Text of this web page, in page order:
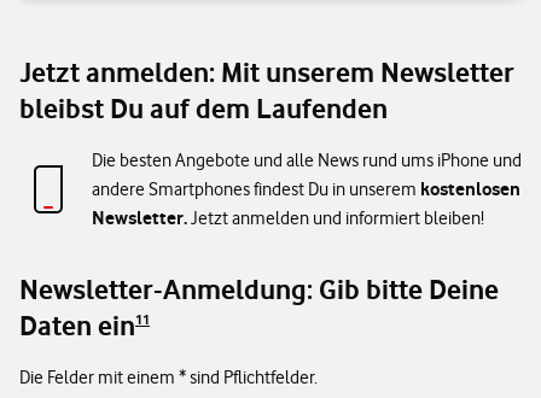
Jetzt anmelden: Mit unserem Newsletter
bleibst Du auf dem Laufenden
Die besten Angebote und alle News rund ums iPhone und
andere Smartphones findest Du in unserem kostenlosen
Newsletter.Jetzt anmelden und informiert bleiben!
Newsletter-Anmeldung: Gib bitte Deine
Daten ein11
Die Felder mit einem * sind Pflichtfelder.